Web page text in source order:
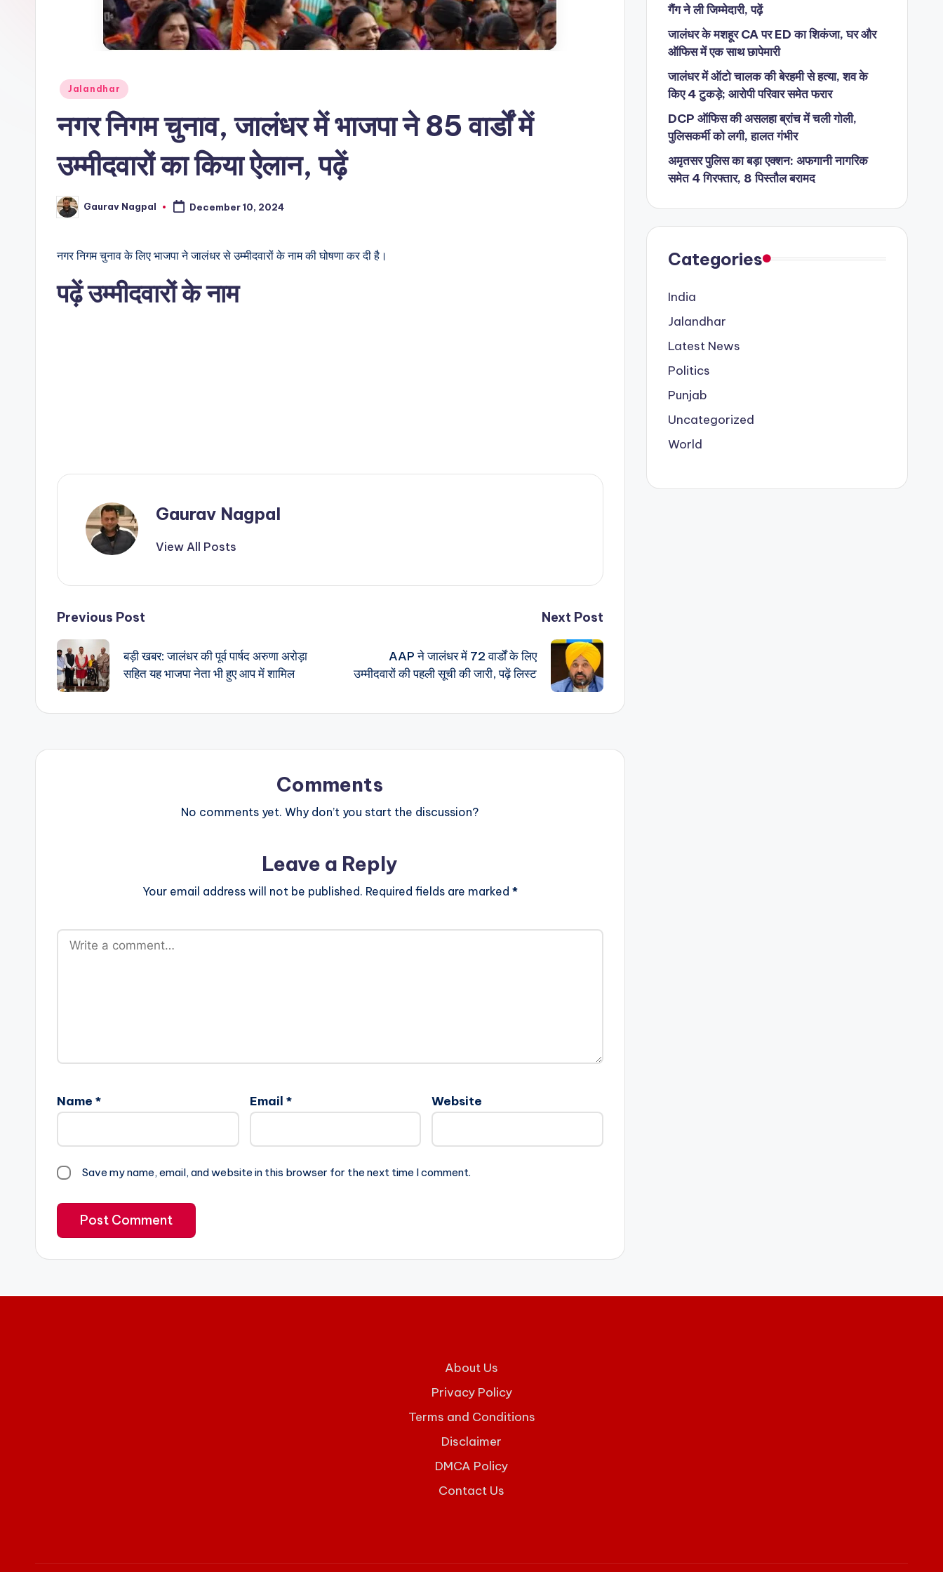
Posted
Jalandhar
नगर निगम चुनाव, जालंधर में भाजपा ने 85 वार्डों में
उम्मीदवारों का किया ऐलान, पढ़ें
Posted
by
Gaurav Nagpal December 10, 2024
नगर निगम चुनाव के लिए भाजपा ने जालंधर से उम्मीदवारों के नाम की घोषणा कर दी है।
पढ़ें उम्मीदवारों के नाम
Gaurav Nagpal
View All Posts
Post
navigation
Previous Post
बड़ी खबर: जालंधर की पूर्व पार्षद अरुणा अरोड़ा
सहित यह भाजपा नेता भी हुए आप में शामिल
Next Post
AAP ने जालंधर में 72 वार्डों के लिए
उम्मीदवारों की पहली सूची की जारी, पढ़ें लिस्ट
Comments
No comments yet. Why don’t you start the discussion?
Leave a Reply
Your email address will not be published. Required fields are marked *
Name * Email * Website
Save my name, email, and website in this browser for the next time I comment.
गैंग ने ली जिम्मेदारी, पढ़ें
जालंधर के मशहूर CA पर ED का शिकंजा, घर और
ऑफिस में एक साथ छापेमारी
जालंधर में ऑटो चालक की बेरहमी से हत्या, शव के
किए 4 टुकड़े; आरोपी परिवार समेत फरार
DCP ऑफिस की असलहा ब्रांच में चली गोली,
पुलिसकर्मी को लगी, हालत गंभीर
अमृतसर पुलिस का बड़ा एक्शन: अफगानी नागरिक
समेत 4 गिरफ्तार, 8 पिस्तौल बरामद
Categories
India
Jalandhar
Latest News
Politics
Punjab
Uncategorized
World
About Us
Privacy Policy
Terms and Conditions
Disclaimer
DMCA Policy
Contact Us